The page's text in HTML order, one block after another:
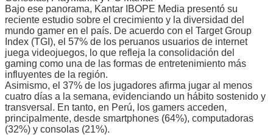
Bajo ese panorama, Kantar IBOPE Media presentó su
reciente estudio sobre el crecimiento y la diversidad del
mundo gamer en el país. De acuerdo con el Target Group
Index (TGI), el 57% de los peruanos usuarios de internet
juega videojuegos, lo que refleja la consolidación del
gaming como una de las formas de entretenimiento más
influyentes de la región.
Asimismo, el 37% de los jugadores afirma jugar al menos
cuatro días a la semana, evidenciando un hábito sostenido y
transversal. En tanto, en Perú, los gamers acceden,
principalmente, desde smartphones (64%), computadoras
(32%) y consolas (21%).